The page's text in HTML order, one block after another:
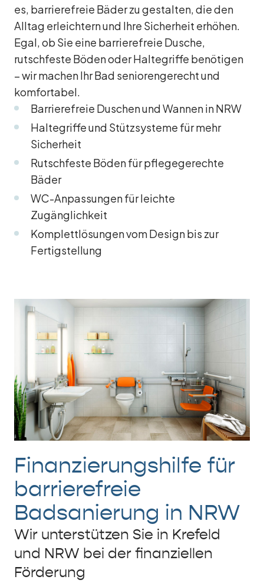
es, barrierefreie Bäder zu gestalten, die den
Alltag erleichtern und Ihre Sicherheit erhöhen.
Egal, ob Sie eine barrierefreie Dusche,
rutschfeste Böden oder Haltegriffe benötigen
– wir machen Ihr Bad seniorengerecht und
komfortabel.
Barrierefreie Duschen und Wannen in NRW
Haltegriffe und Stützsysteme für mehr
Sicherheit
Rutschfeste Böden für pflegegerechte
Bäder
WC-Anpassungen für leichte
Zugänglichkeit
Komplettlösungen vom Design bis zur
Fertigstellung
Finanzierungshilfe für
barrierefreie
Badsanierung in NRW
Wir unterstützen Sie in Krefeld
und NRW bei der finanziellen
Förderung